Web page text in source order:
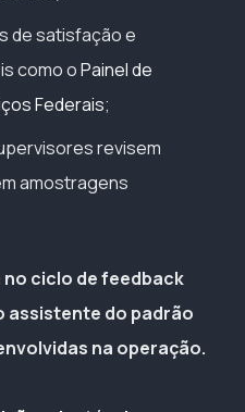
de satisfação e
como oPainel de
Federais;
revisem
amostragens
no ciclo de feedback
assistente do padrão
na operação.